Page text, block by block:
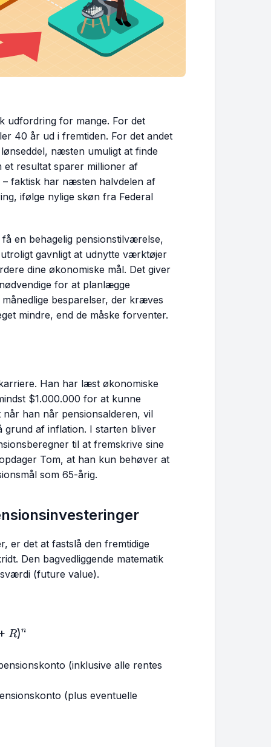
udfordring for mange. For det
40 år ud i fremtiden. For det andet
næsten umuligt at finde
et resultat sparer millioner af
faktisk har næsten halvdelen af
ifølge nylige skøn fra Federal
en behagelig pensionstilværelse,
gavnligt at udnytte værktøjer
dine økonomiske mål. Det giver
for at planlægge
besparelser, der kræves
mindre, end de måske forventer.
Han har læst økonomiske
$1.000.000 for at kunne
han når pensionsalderen, vil
grund af inflation. I starten bliver
til at fremskrive sine
Tom, at han kun behøver at
som 65-årig.
er det at fastslå den fremtidige
Den bagvedliggende matematik
(future value).
PV (1 + R)^n
R)n
(inklusive alle rentes
(plus eventuelle